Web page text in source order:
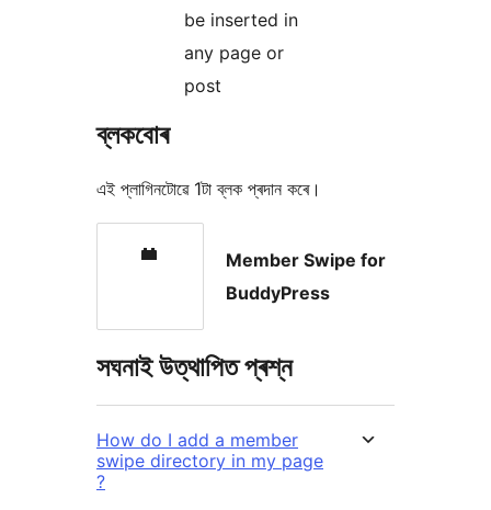
be inserted in
any page or
post
ব্লকবোৰ
এই প্লাগিনটোৱে 1টা ব্লক প্ৰদান কৰে।
Member Swipe for
BuddyPress
সঘনাই উত্থাপিত প্ৰশ্ন
How do I add a member
swipe directory in my page
?